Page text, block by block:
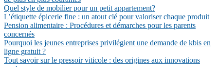
Quel style de mobilier pour un petit appartement?
L’étiquette épicerie fine : un atout clé pour valoriser chaque produit
Pension alimentaire : Procédures et démarches pour les parents
concernés
Pourquoi les jeunes entreprises privilégient une demande de kbis en
ligne gratuit ?
Tout savoir sur le pressoir viticole : des origines aux innovations